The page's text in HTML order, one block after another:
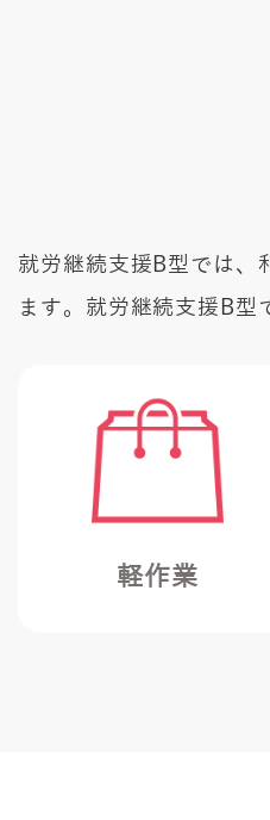
就労継続支援B型では、
ます。就労継続支援B型
軽作業